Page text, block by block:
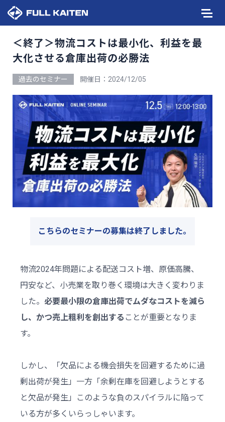
＜終了＞物流コストは最小化、利益を最
大化させる倉庫出荷の必勝法
過去のセミナー 開催日：2024/12/05
こちらのセミナーの募集は終了しました｡
物流2024年問題による配送コスト増、原価高騰、
円安など、小売業を取り巻く環境は大きく変わりま
した。 必要最小限の倉庫出荷でムダなコストを減ら
し、かつ売上粗利を創出する ことが重要となりま
す。
しかし、「欠品による機会損失を回避するために過
剰出荷が発生」一方「余剰在庫を回避しようとする
と欠品が発生」このような負のスパイラルに陥って
いる方が多くいらっしゃいます。